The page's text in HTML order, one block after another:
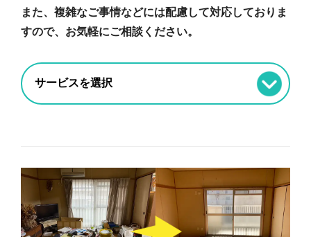
また、複雑なご事情などには配慮して対応しておりま
すので、お気軽にご相談ください。